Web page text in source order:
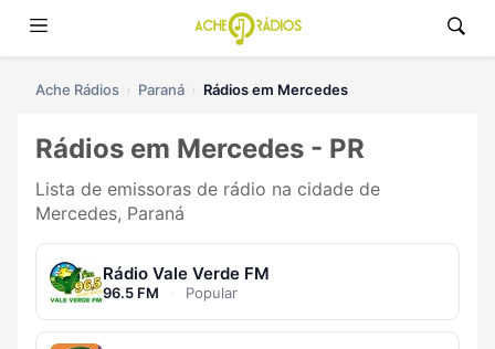
Ache Rádios Paraná Rádios em Mercedes
Rádios em Mercedes - PR
Lista de emissoras de rádio na cidade de
Mercedes, Paraná
Rádio Vale Verde FM
96.5 FM · Popular